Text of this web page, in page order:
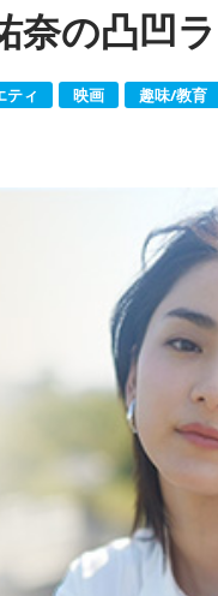
の凸凹ラ
ティ 映画 趣味/教育